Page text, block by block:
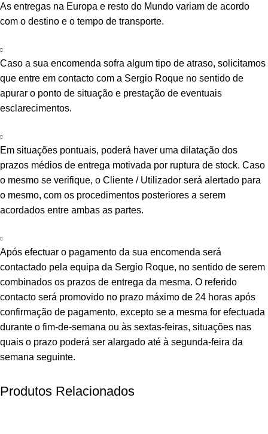
As entregas na Europa e resto do Mundo variam de acordo
com o destino e o tempo de transporte.
Caso a sua encomenda sofra algum tipo de atraso, solicitamos
que entre em contacto com a Sergio Roque no sentido de
apurar o ponto de situação e prestação de eventuais
esclarecimentos.
Em situações pontuais, poderá haver uma dilatação dos
prazos médios de entrega motivada por ruptura de stock. Caso
o mesmo se verifique, o Cliente / Utilizador será alertado para
o mesmo, com os procedimentos posteriores a serem
acordados entre ambas as partes.
Após efectuar o pagamento da sua encomenda será
contactado pela equipa da Sergio Roque, no sentido de serem
combinados os prazos de entrega da mesma. O referido
contacto será promovido no prazo máximo de 24 horas após
confirmação de pagamento, excepto se a mesma for efectuada
durante o fim-de-semana ou às sextas-feiras, situações nas
quais o prazo poderá ser alargado até à segunda-feira da
semana seguinte.
Produtos Relacionados